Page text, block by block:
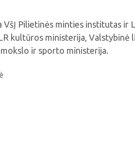
Pilietinės minties institutas ir
kultūros ministerija, Valstybinė
ir sporto ministerija.